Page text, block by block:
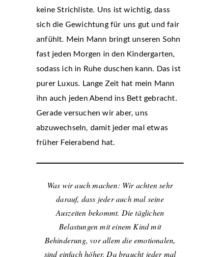
keine Strichliste. Uns ist wichtig, dass
sich die Gewichtung für uns gut und fair
anfühlt. Mein Mann bringt unseren Sohn
fast jeden Morgen in den Kindergarten,
sodass ich in Ruhe duschen kann. Das ist
purer Luxus. Lange Zeit hat mein Mann
ihn auch jeden Abend ins Bett gebracht.
Gerade versuchen wir aber, uns
abzuwechseln, damit jeder mal etwas
früher Feierabend hat.
Was wir auch machen: Wir achten sehr
darauf, dass jeder auch mal seine
Auszeiten bekommt. Die täglichen
Belastungen mit einem Kind mit
Behinderung, vor allem die emotionalen,
sind einfach höher. Da braucht jeder mal